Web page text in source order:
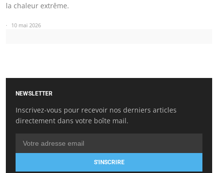
la chaleur extrême.
10 mai 2026
NEWSLETTER
Inscrivez-vous pour recevoir nos derniers articles
directement dans votre boîte mail.
S'INSCRIRE